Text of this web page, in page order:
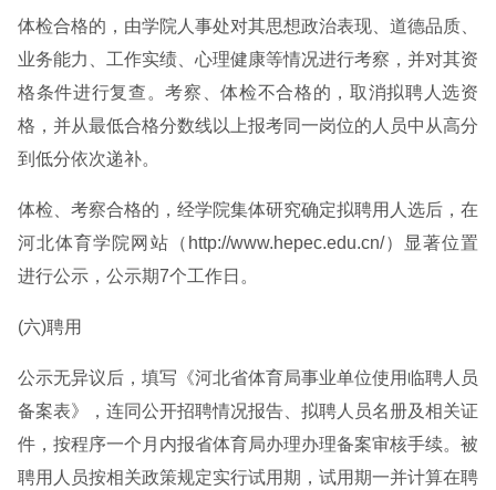
体检合格的，由学院人事处对其思想政治表现、道德品质、
业务能力、工作实绩、心理健康等情况进行考察，并对其资
格条件进行复查。考察、体检不合格的，取消拟聘人选资
格，并从最低合格分数线以上报考同一岗位的人员中从高分
到低分依次递补。
体检、考察合格的，经学院集体研究确定拟聘用人选后，在
河北体育学院网站（http://www.hepec.edu.cn/）显著位置
进行公示，公示期7个工作日。
(六)聘用
公示无异议后，填写《河北省体育局事业单位使用临聘人员
备案表》，连同公开招聘情况报告、拟聘人员名册及相关证
件，按程序一个月内报省体育局办理办理备案审核手续。被
聘用人员按相关政策规定实行试用期，试用期一并计算在聘